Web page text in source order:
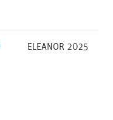
ELEANOR 2025